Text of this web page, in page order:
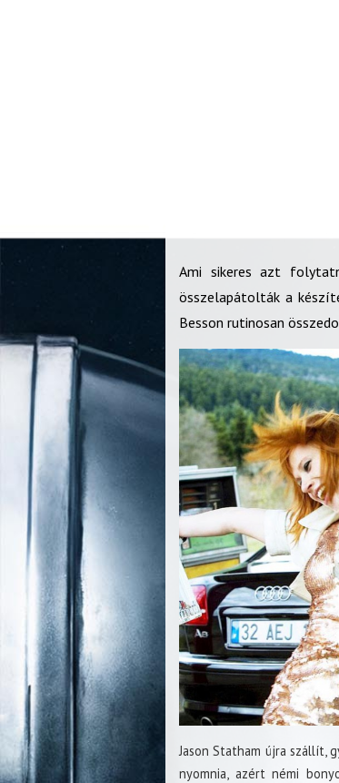
Ami sikeres azt
összelapátolták a
Besson rutinosan
Jason Statham újra szállít,
nyomnia, azért némi